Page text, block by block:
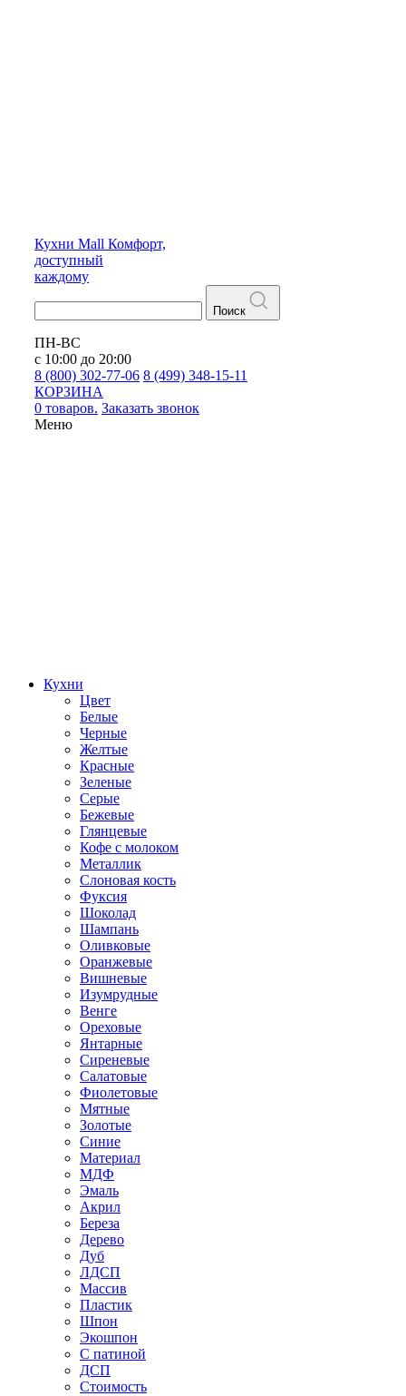
Кухни Mall Комфорт,
доступный
каждому
Поиск
ПН-ВС
с 10:00 до 20:00
8 (800) 302-77-06 8 (499) 348-15-11
КОРЗИНА
0 товаров. Заказать звонок
Меню
Кухни
Цвет
Белые
Черные
Желтые
Красные
Зеленые
Серые
Бежевые
Глянцевые
Кофе с молоком
Металлик
Слоновая кость
Фуксия
Шоколад
Шампань
Оливковые
Оранжевые
Вишневые
Изумрудные
Венге
Ореховые
Янтарные
Сиреневые
Салатовые
Фиолетовые
Мятные
Золотые
Синие
Материал
МДФ
Эмаль
Акрил
Береза
Дерево
Дуб
ЛДСП
Массив
Пластик
Шпон
Экошпон
С патиной
ДСП
Стоимость